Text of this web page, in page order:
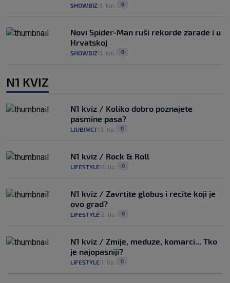
SHOWBIZ 3. kol. 0
Novi Spider-Man ruši rekorde zarade i u
Hrvatskoj
SHOWBIZ 3. kol. 0
N1 KVIZ
N1 kviz / Koliko dobro poznajete
pasmine pasa?
LJUBIMCI 13. lip. 0
N1 kviz / Rock & Roll
LIFESTYLE 8. lip. 0
N1 kviz / Zavrtite globus i recite koji je
ovo grad?
LIFESTYLE 2. lip. 0
N1 kviz / Zmije, meduze, komarci... Tko
je najopasniji?
LIFESTYLE 1. lip. 0